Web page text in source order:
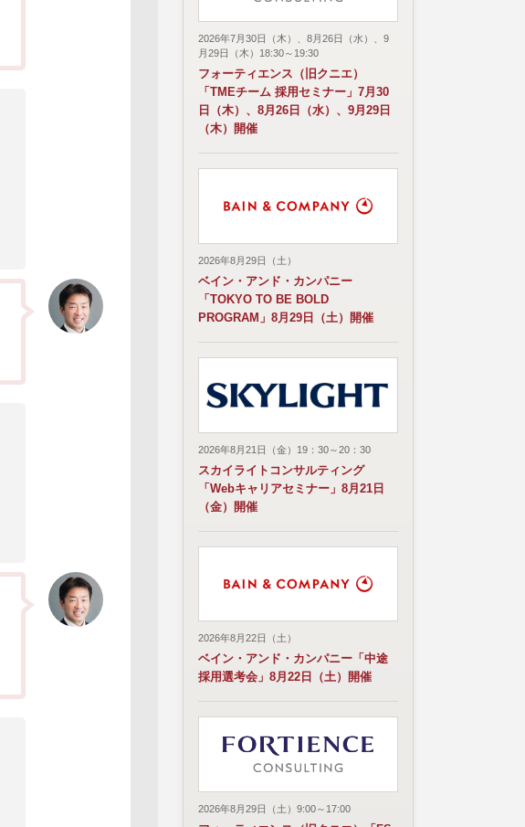
2026年7月30日（木）、8月26日（水）、9
月29日（木）18:30～19:30
フォーティエンス（旧クニエ）
「TMEチーム 採用セミナー」7月30
日（木）、8月26日（水）、9月29日
（木）開催
2026年8月29日（土）
ベイン・アンド・カンパニー
「TOKYO TO BE BOLD
PROGRAM」8月29日（土）開催
2026年8月21日（金）19：30～20：30
スカイライトコンサルティング
「Webキャリアセミナー」8月21日
（金）開催
2026年8月22日（土）
ベイン・アンド・カンパニー「中途
採用選考会」8月22日（土）開催
2026年8月29日（土）9:00～17:00